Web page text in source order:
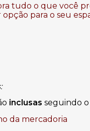
tudo o que você
para o seu
inclusas seguindo
da mercadoria